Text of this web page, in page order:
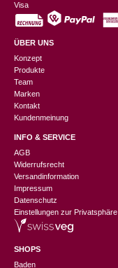
Visa
ÜBER UNS
Konzept
Produkte
Team
Marken
Kontakt
Kundenmeinung
INFO & SERVICE
AGB
Widerrufsrecht
Versandinformation
Impressum
Datenschutz
Einstellungen zur Privatsphäre
SHOPS
Baden